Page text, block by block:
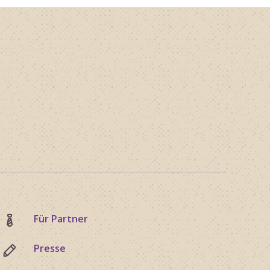
Für Partner
Presse